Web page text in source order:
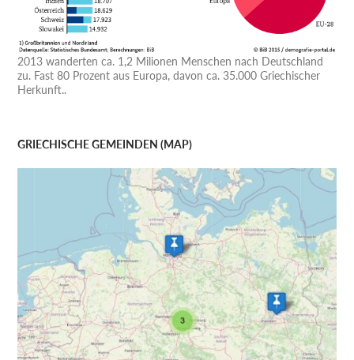
2013 wanderten ca. 1,2 Milionen Menschen nach Deutschland
zu. Fast 80 Prozent aus Europa, davon ca. 35.000 Griechischer
Herkunft..
GRIECHISCHE GEMEINDEN (MAP)